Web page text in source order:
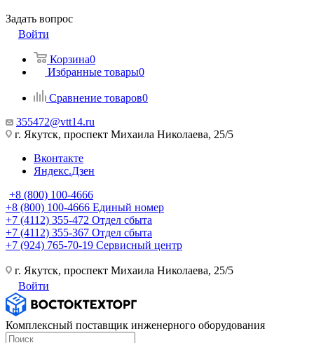
Задать вопрос
Войти
Корзина0
Избранные товары0
Сравнение товаров0
355472@vtt14.ru
г. Якутск, проспект Михаила Николаева, 25/5
Вконтакте
Яндекс.Дзен
+8 (800) 100-4666
+8 (800) 100-4666 Единый номер
+7 (4112) 355-472 Отдел сбыта
+7 (4112) 355-367 Отдел сбыта
+7 (924) 765-70-19 Сервисный центр
г. Якутск, проспект Михаила Николаева, 25/5
Войти
Комплексный поставщик инженерного оборудования